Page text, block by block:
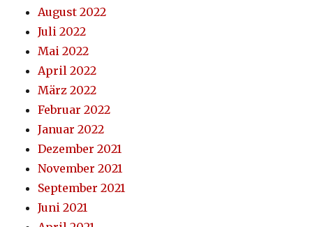
August 2022
Juli 2022
Mai 2022
April 2022
März 2022
Februar 2022
Januar 2022
Dezember 2021
November 2021
September 2021
Juni 2021